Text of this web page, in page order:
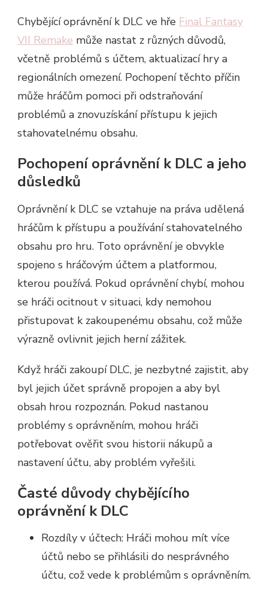
Chybějící oprávnění k DLC ve hře Final Fantasy
VII Remake může nastat z různých důvodů,
včetně problémů s účtem, aktualizací hry a
regionálních omezení. Pochopení těchto příčin
může hráčům pomoci při odstraňování
problémů a znovuzískání přístupu k jejich
stahovatelnému obsahu.
Pochopení oprávnění k DLC a jeho
důsledků
Oprávnění k DLC se vztahuje na práva udělená
hráčům k přístupu a používání stahovatelného
obsahu pro hru. Toto oprávnění je obvykle
spojeno s hráčovým účtem a platformou,
kterou používá. Pokud oprávnění chybí, mohou
se hráči ocitnout v situaci, kdy nemohou
přistupovat k zakoupenému obsahu, což může
výrazně ovlivnit jejich herní zážitek.
Když hráči zakoupí DLC, je nezbytné zajistit, aby
byl jejich účet správně propojen a aby byl
obsah hrou rozpoznán. Pokud nastanou
problémy s oprávněním, mohou hráči
potřebovat ověřit svou historii nákupů a
nastavení účtu, aby problém vyřešili.
Časté důvody chybějícího
oprávnění k DLC
Rozdíly v účtech: Hráči mohou mít více
účtů nebo se přihlásili do nesprávného
účtu, což vede k problémům s oprávněním.